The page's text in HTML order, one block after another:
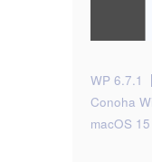
WP 6.7.1
Conoha
macOS